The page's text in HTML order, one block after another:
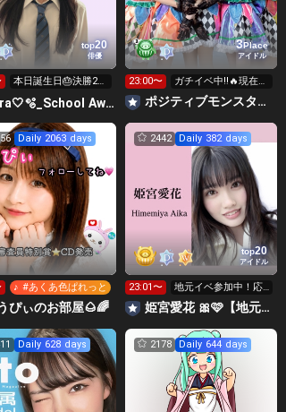
top20
俳優
本日誕生日🎂決勝2日
目です😊応援お願い
します！
Sera🤍🫧_School Award 2026
3Place
アイドル
23:00〜
ガチイベ中‼️🔥現在2
位‼️🆘
ポジティブモンスター👾絶対１位で横アリに立つ🌈✨
Daily 2063 days
♪ #あくあ色ぱれっと
ぴぃのお部屋🌰🌈
top20
アイドル
2442 Daily 382 days
23:01〜
地元イベ参加中！応
援していただけると
嬉しいです🙏
姫宮愛花 🎀🩷【地元イベ】
Daily 628 days 2178 Daily 644 days